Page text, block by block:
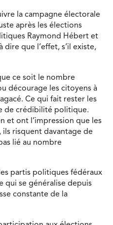
la campagne électorale
après les élections
Raymond Hébert et
dire que l’effet, s’il existe,
ce soit le nombre
décourage les citoyens à
Ce qui fait rester les
de crédibilité politique.
et ont l’impression que les
risquent davantage de
lié au nombre
partis politiques fédéraux
qui se généralise depuis
constante de la